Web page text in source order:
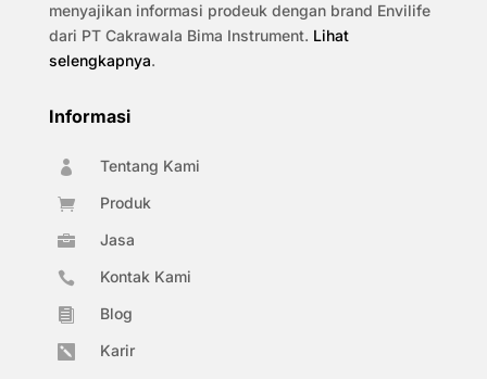
menyajikan informasi prodeuk dengan brand Envilife
dari PT Cakrawala Bima Instrument. Lihat
selengkapnya.
Informasi
 Tentang Kami
 Produk
 Jasa
 Kontak Kami
 Blog
 Karir